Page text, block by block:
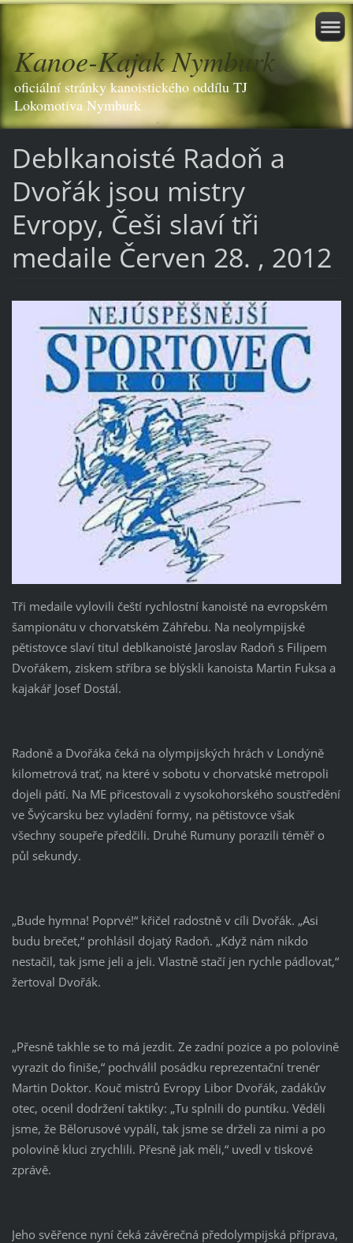
Kanoe-Kajak Nymburk
oficiální stránky kanoistického oddílu TJ
Lokomotiva Nymburk
Deblkanoisté Radoň a
Dvořák jsou mistry
Evropy, Češi slaví tři
medaile Červen 28. , 2012
Tři medaile vylovili čeští rychlostní kanoisté na evropském
šampionátu v chorvatském Záhřebu. Na neolympijské
pětistovce slaví titul deblkanoisté Jaroslav Radoň s Filipem
Dvořákem, ziskem stříbra se blýskli kanoista Martin Fuksa a
kajakář Josef Dostál.
Radoně a Dvořáka čeká na olympijských hrách v Londýně
kilometrová trať, na které v sobotu v chorvatské metropoli
dojeli pátí. Na ME přicestovali z vysokohorského soustředění
ve Švýcarsku bez vyladění formy, na pětistovce však
všechny soupeře předčili. Druhé Rumuny porazili téměř o
půl sekundy.
„Bude hymna! Poprvé!“ křičel radostně v cíli Dvořák. „Asi
budu brečet,“ prohlásil dojatý Radoň. „Když nám nikdo
nestačil, tak jsme jeli a jeli. Vlastně stačí jen rychle pádlovat,“
žertoval Dvořák.
„Přesně takhle se to má jezdit. Ze zadní pozice a po polovině
vyrazit do finiše,“ pochválil posádku reprezentační trenér
Martin Doktor. Kouč mistrů Evropy Libor Dvořák, zadákův
otec, ocenil dodržení taktiky: „Tu splnili do puntíku. Věděli
jsme, že Bělorusové vypálí, tak jsme se drželi za nimi a po
polovině kluci zrychlili. Přesně jak měli,“ uvedl v tiskové
zprávě.
Jeho svěřence nyní čeká závěrečná předolympijská příprava,